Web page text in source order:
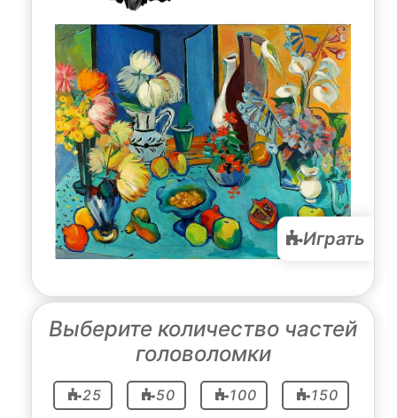
Играть
Выберите количество частей
головоломки
25 50 100 150